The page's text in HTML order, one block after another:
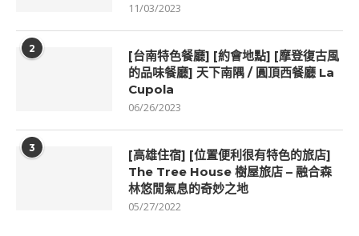
11/03/2023
2
[台南特色餐廳] [約會地點] [摩登復古風
的品味餐廳] 天下南隅 / 圓頂西餐廳 La
Cupola
06/26/2023
3
[高雄住宿] [位置便利很有特色的旅店]
The Tree House 樹屋旅店 – 融合森
林悠閒氣息的奇妙之地
05/27/2022